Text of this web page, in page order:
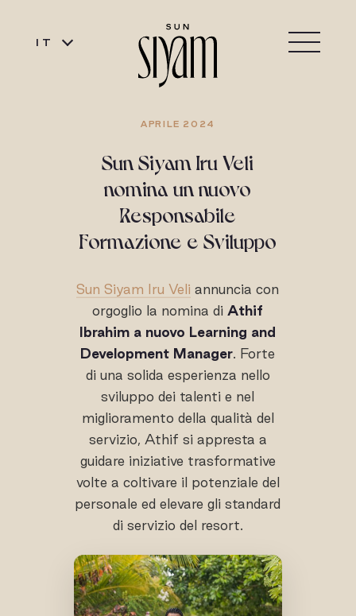
IT
APRILE 2024
Sun Siyam Iru Veli
nomina un nuovo
Responsabile
Formazione e Sviluppo
Sun Siyam Iru Veli annuncia con
orgoglio la nomina di Athif
Ibrahim a nuovo Learning and
Development Manager. Forte
di una solida esperienza nello
sviluppo dei talenti e nel
miglioramento della qualità del
servizio, Athif si appresta a
guidare iniziative trasformative
volte a coltivare il potenziale del
personale ed elevare gli standard
di servizio del resort.